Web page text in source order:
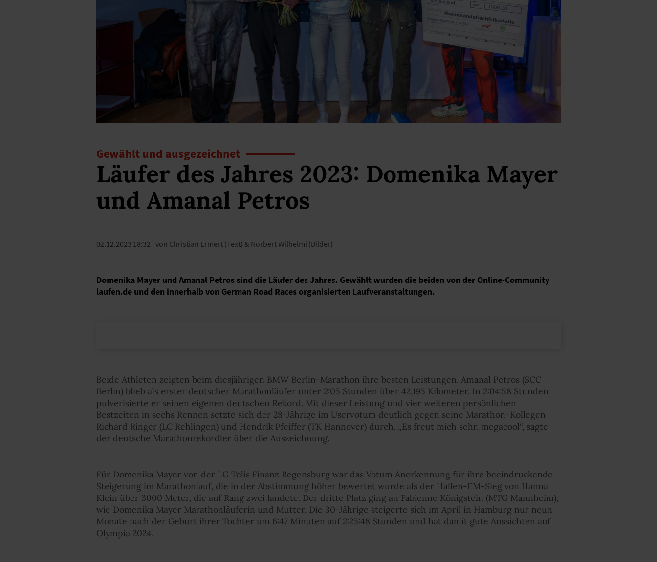
Gewählt und ausgezeichnet
Läufer des Jahres 2023: Domenika Mayer
und Amanal Petros
02.12.2023 18:32 | von Christian Ermert (Text) & Norbert Wilhelmi (Bilder)
Domenika Mayer und Amanal Petros sind die Läufer des Jahres. Gewählt wurden die beiden von der Online-Community
laufen.de und den innerhalb von German Road Races organisierten Laufveranstaltungen.
Beide Athleten zeigten beim diesjährigen BMW Berlin-Marathon ihre besten Leistungen. Amanal Petros (SCC
Berlin) blieb als erster deutscher Marathonläufer unter 2:05 Stunden über 42,195 Kilometer. In 2:04:58 Stunden
pulverisierte er seinen eigenen deutschen Rekord. Mit dieser Leistung und vier weiteren persönlichen
Bestzeiten in sechs Rennen setzte sich der 28-Jährige im Uservotum deutlich gegen seine Marathon-Kollegen
Richard Ringer (LC Rehlingen) und Hendrik Pfeiffer (TK Hannover) durch. „Es freut mich sehr, megacool“, sagte
der deutsche Marathonrekordler über die Auszeichnung.
Für Domenika Mayer von der LG Telis Finanz Regensburg war das Votum Anerkennung für ihre beeindruckende
Steigerung im Marathonlauf, die in der Abstimmung höher bewertet wurde als der Hallen-EM-Sieg von Hanna
Klein über 3000 Meter, die auf Rang zwei landete. Der dritte Platz ging an Fabienne Königstein (MTG Mannheim),
wie Domenika Mayer Marathonläuferin und Mutter. Die 30-Jährige steigerte sich im April in Hamburg nur neun
Monate nach der Geburt ihrer Tochter um 6:47 Minuten auf 2:25:48 Stunden und hat damit gute Aussichten auf
Olympia 2024.